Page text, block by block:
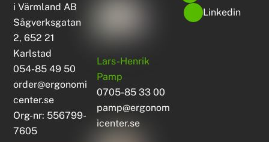
i Värmland AB
Sågverksgatan
2, 652 21
Karlstad
054-85 49 50
order@ergonomi
center.se
Org-nr: 556799-
7605
Lars-Henrik
Pamp
0705-85 33 00
pamp@ergonom
icenter.se
Linkedin